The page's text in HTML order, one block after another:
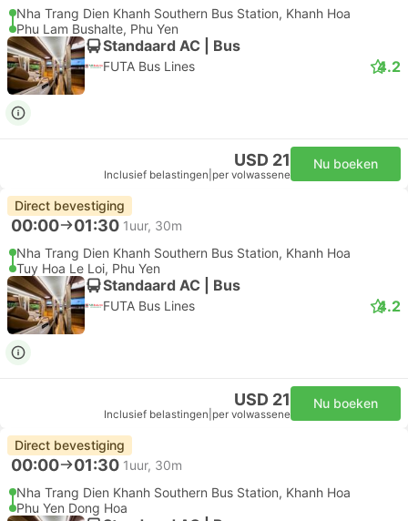
Nha Trang Dien Khanh Southern Bus Station, Khanh Hoa
Phu Lam Bushalte, Phu Yen
Standaard AC | Bus
FUTA Bus Lines 4.2
USD 21
Inclusief belastingen per volwassene
Nu boeken
Direct bevestiging
00:00 01:30 1uur, 30m
Nha Trang Dien Khanh Southern Bus Station, Khanh Hoa
Tuy Hoa Le Loi, Phu Yen
Standaard AC | Bus
FUTA Bus Lines 4.2
USD 21
Inclusief belastingen per volwassene
Nu boeken
Direct bevestiging
00:00 01:30 1uur, 30m
Nha Trang Dien Khanh Southern Bus Station, Khanh Hoa
Phu Yen Dong Hoa